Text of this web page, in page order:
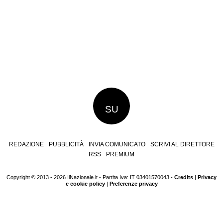
SU
REDAZIONE PUBBLICITÀ INVIA COMUNICATO
SCRIVI AL DIRETTORE
RSS
PREMIUM
Copyright © 2013 - 2026 IlNazionale.it - Partita Iva: IT 03401570043 - Credits | Privacy
e cookie policy| Preferenze privacy